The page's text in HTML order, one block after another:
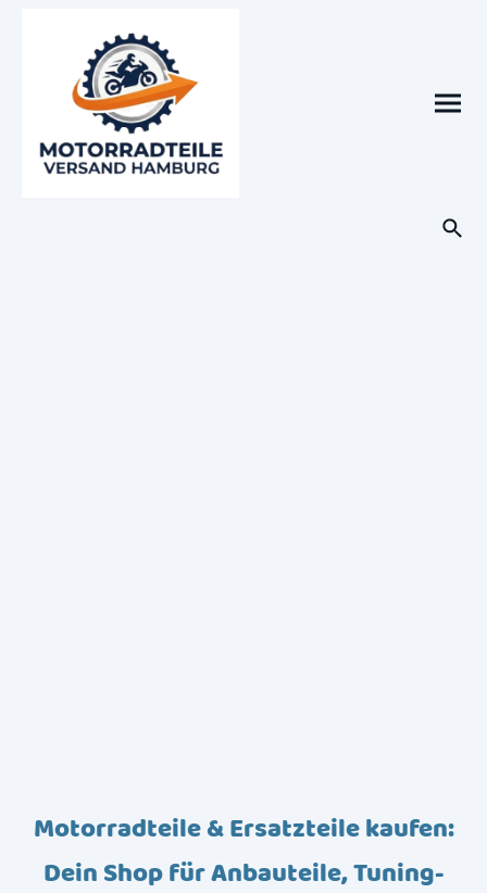
Motorradteile & Ersatzteile kaufen:
Dein Shop für Anbauteile, Tuning-